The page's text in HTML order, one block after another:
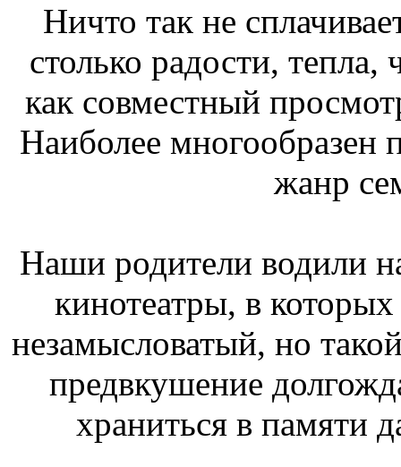
Ничто так не
столько радости, тепла,
как совместный
Наиболее
жанр
Наши родители водили
кинотеатры, в
незамысловатый, но
предвкушение
храниться в памяти